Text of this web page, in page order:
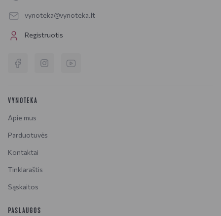
vynoteka@vynoteka.lt
Registruotis
VYNOTEKA
Apie mus
Parduotuvės
Kontaktai
Tinklaraštis
Sąskaitos
PASLAUGOS